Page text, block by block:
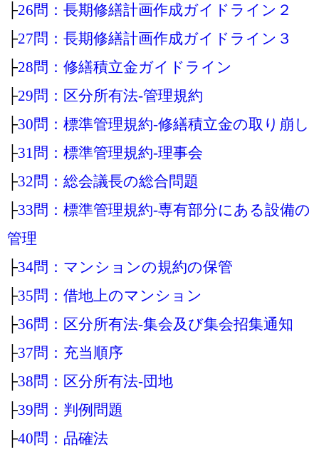
├26問：長期修繕計画作成ガイドライン２
├27問：長期修繕計画作成ガイドライン３
├28問：修繕積立金ガイドライン
├29問：区分所有法‐管理規約
├30問：標準管理規約‐修繕積立金の取り崩し
├31問：標準管理規約‐理事会
├32問：総会議長の総合問題
├33問：標準管理規約‐専有部分にある設備の
管理
├34問：マンションの規約の保管
├35問：借地上のマンション
├36問：区分所有法‐集会及び集会招集通知
├37問：充当順序
├38問：区分所有法‐団地
├39問：判例問題
├40問：品確法